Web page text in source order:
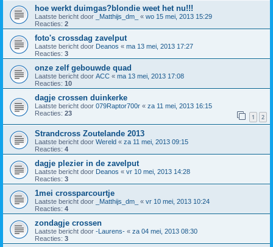
hoe werkt duimgas?blondie weet het nu!!!
Laatste bericht door _Matthijs_dm_ « wo 15 mei, 2013 15:29
Reacties: 2
foto's crossdag zavelput
Laatste bericht door Deanos « ma 13 mei, 2013 17:27
Reacties: 3
onze zelf gebouwde quad
Laatste bericht door ACC « ma 13 mei, 2013 17:08
Reacties: 10
dagje crossen duinkerke
Laatste bericht door 079Raptor700r « za 11 mei, 2013 16:15
Reacties: 23 1 2
Strandcross Zoutelande 2013
Laatste bericht door Wereld « za 11 mei, 2013 09:15
Reacties: 4
dagje plezier in de zavelput
Laatste bericht door Deanos « vr 10 mei, 2013 14:28
Reacties: 3
1mei crossparcourtje
Laatste bericht door _Matthijs_dm_ « vr 10 mei, 2013 10:24
Reacties: 4
zondagje crossen
Laatste bericht door -Laurens- « za 04 mei, 2013 08:30
Reacties: 3